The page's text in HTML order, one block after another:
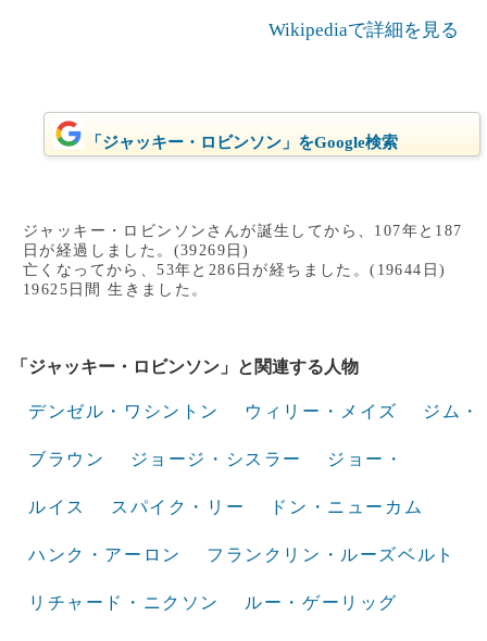
Wikipediaで詳細を見る
「ジャッキー・ロビンソン」をGoogle検索
ジャッキー・ロビンソンさんが誕生してから、107年と187
日が経過しました。(39269日)
亡くなってから、53年と286日が経ちました。(19644日)
19625日間 生きました。
「ジャッキー・ロビンソン」と関連する人物
デンゼル・ワシントン ウィリー・メイズ ジム・
ブラウン ジョージ・シスラー ジョー・
ルイス スパイク・リー ドン・ニューカム
ハンク・アーロン フランクリン・ルーズベルト
リチャード・ニクソン ルー・ゲーリッグ